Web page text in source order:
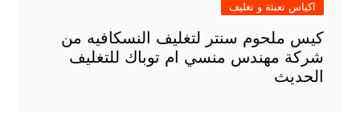
اكياس تعبئة و تغليف
كيس ملحوم سنتر لتغليف النسكافيه من
شركة مهندس منسي ام توباك للتغليف
الحديث